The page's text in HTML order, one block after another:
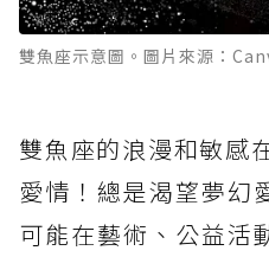
雙魚座示意圖。圖片來源：
雙魚座的浪漫和敏感
愛情！總是渴望夢幻
可能在藝術、公益活